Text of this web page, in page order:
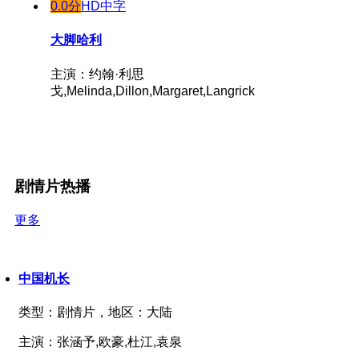
0.0分HD中字
大脚哈利
主演：约翰·利思
戈,Melinda,Dillon,Margaret,Langrick
剧情片热播
更多
中国机长
类型： 剧情片， 地区： 大陆
主演： 张涵予,欧豪,杜江,袁泉